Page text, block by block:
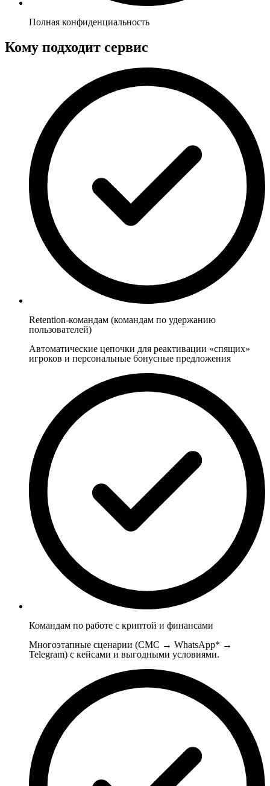
Полная конфиденциальность
Кому подходит сервис
Retention-командам (командам по удержанию
пользователей)
Автоматические цепочки для реактивации «спящих»
игроков и персональные бонусные предложения
Командам по работе с криптой и финансами
Многоэтапные сценарии (СМС → WhatsApp* →
Telegram) с кейсами и выгодными условиями.